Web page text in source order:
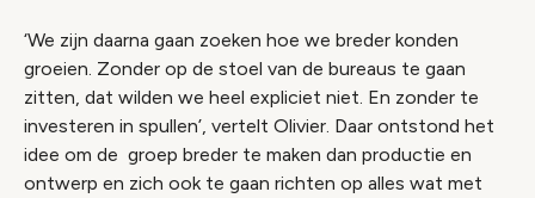
‘We zijn daarna gaan zoeken hoe we breder konden
groeien. Zonder op de stoel van de bureaus te gaan
zitten, dat wilden we heel expliciet niet. En zonder te
investeren in spullen’, vertelt Olivier. Daar ontstond het
idee om de groep breder te maken dan productie en
ontwerp en zich ook te gaan richten op alles wat met